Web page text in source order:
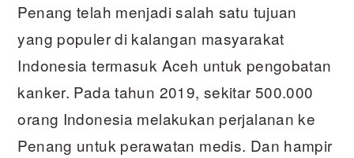
Penang telah menjadi salah satu tujuan
yang populer di kalangan masyarakat
Indonesia termasuk Aceh untuk pengobatan
kanker. Pada tahun 2019, sekitar 500.000
orang Indonesia melakukan perjalanan ke
Penang untuk perawatan medis. Dan hampir